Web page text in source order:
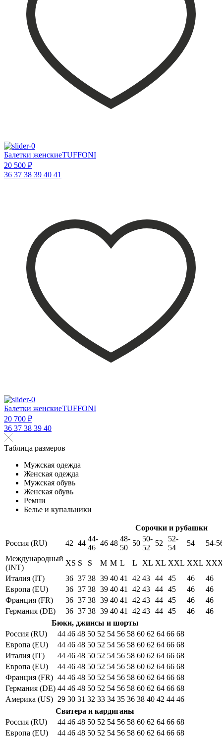
Балетки женскиеTUFFONI
20 500 ₽
36 37 38 39 40 41
Балетки женскиеTUFFONI
20 700 ₽
36 37 38 39 40
Таблица размеров
Мужская одежда
Женская одежда
Мужская обувь
Женская обувь
Ремни
Белье и купальники
Сорочки и рубашки
Россия (RU)
42 44
44-
46
46 48
48-
50
50
50-
52
52
52-
54
54
54-
Международный
(INT)
XS S S M M L L XL XL XXL XXL
Италия (IT)
36 37 38 39 40 41 42 43 44 45 46
46
Европа (EU)
36 37 38 39 40 41 42 43 44 45 46
46
Франция (FR)
36 37 38 39 40 41 42 43 44 45 46
46
Германия (DE)
36 37 38 39 40 41 42 43 44 45 46
46
Бюки, джинсы и шорты
Россия (RU)
44 46 48 50 52 54 56 58 60 62 64 66 68
Европа (EU)
44 46 48 50 52 54 56 58 60 62 64 66 68
Италия (IT)
44 46 48 50 52 54 56 58 60 62 64 66 68
Европа (EU)
44 46 48 50 52 54 56 58 60 62 64 66 68
Франция (FR) 44 46 48 50 52 54 56 58 60 62 64 66 68
Германия (DE) 44 46 48 50 52 54 56 58 60 62 64 66 68
Америка (US) 29 30 31 32 33 34 35 36 38 40 42 44 46
Свитера и кардиганы
Россия (RU)
44 46 48 50 52 54 56 58 60 62 64 66 68
Европа (EU)
44 46 48 50 52 54 56 58 60 62 64 66 68